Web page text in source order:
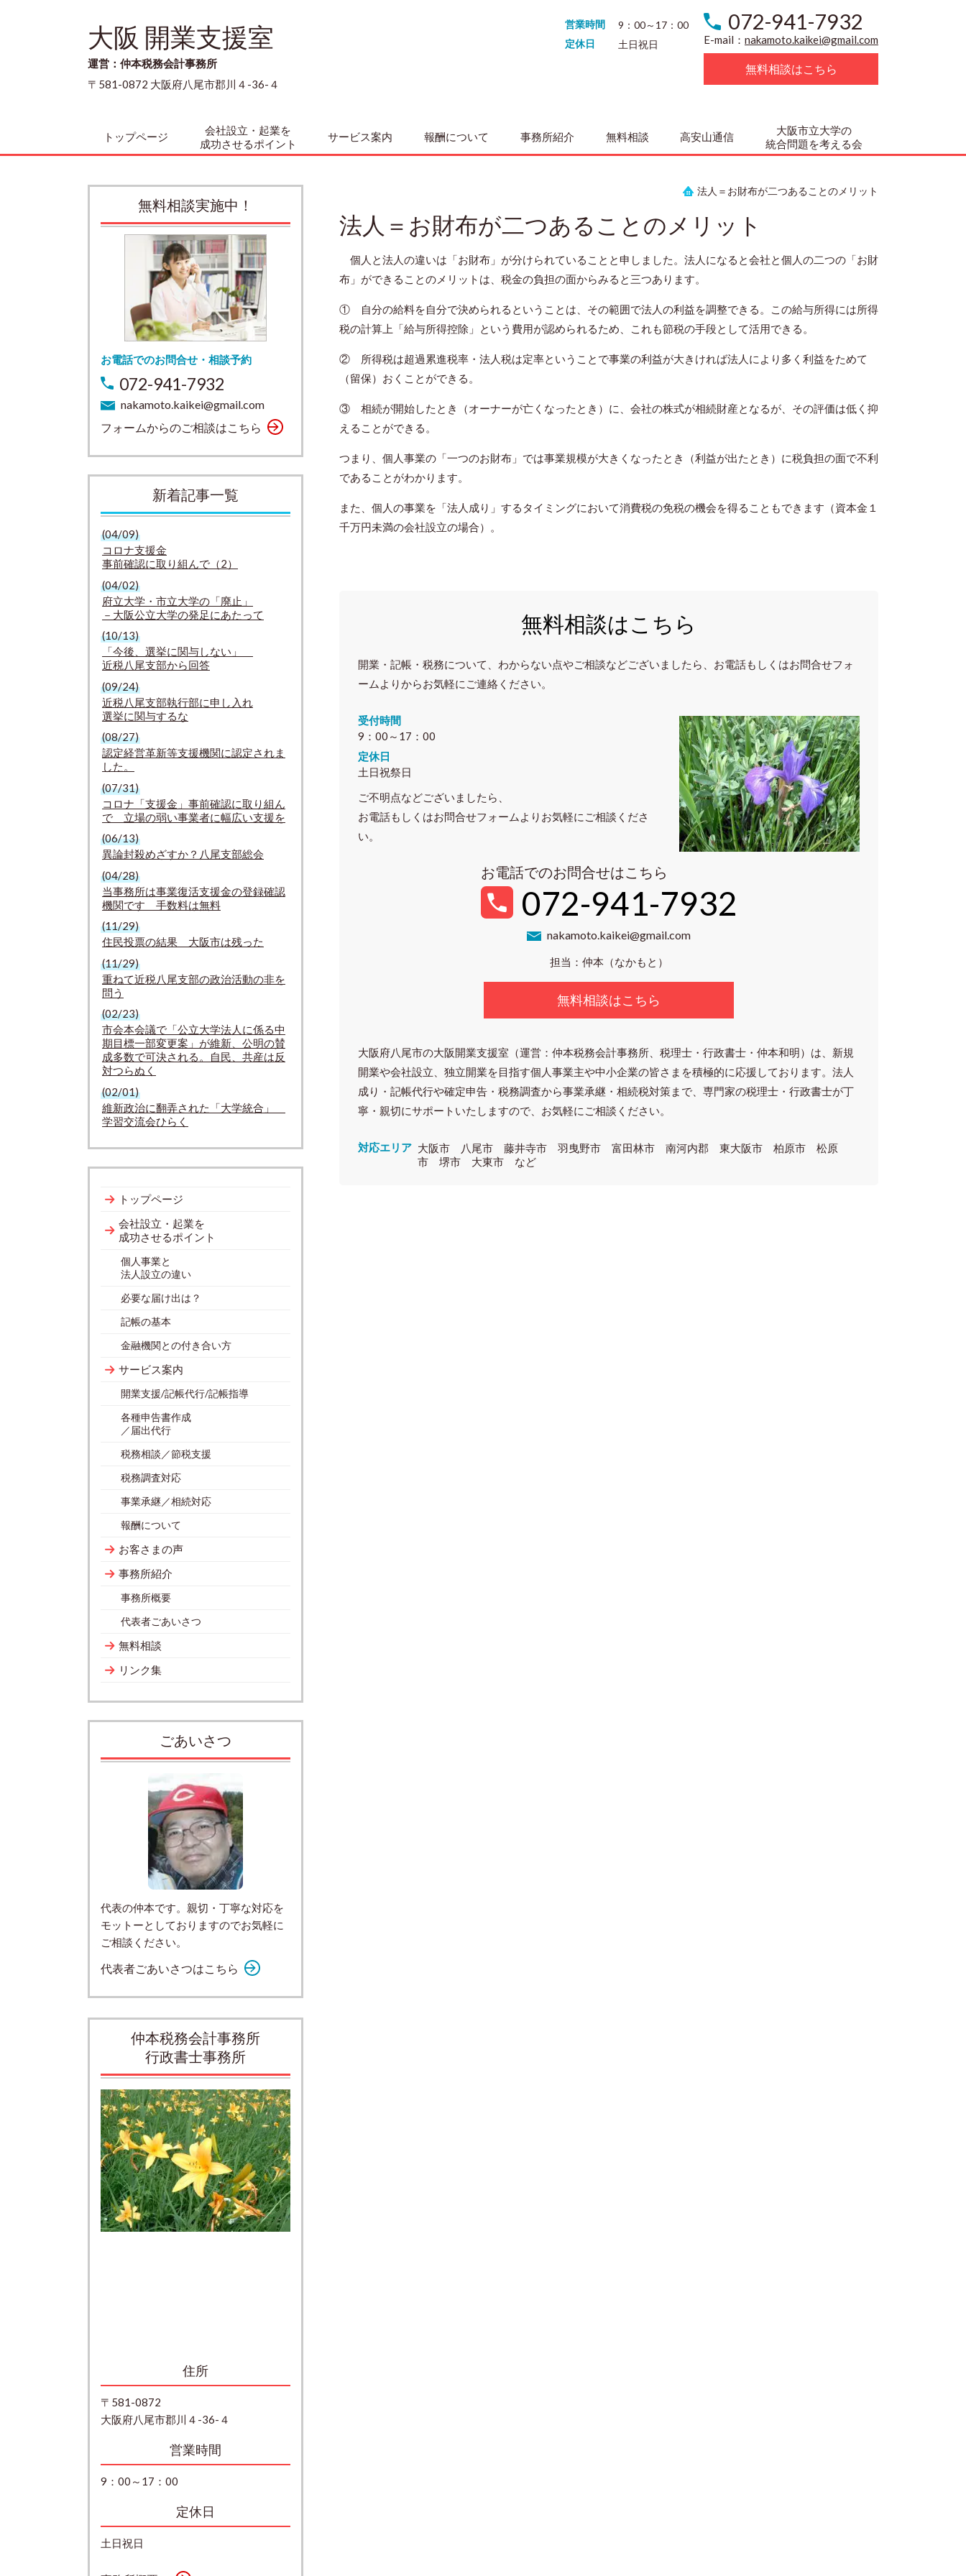
大阪 開業支援室
運営：仲本税務会計事務所
〒581-0872 大阪府八尾市郡川４-36-４
営業時間
9：00～17：00
定休日
土日祝日
072-941-7932
E-mail： nakamoto.kaikei@gmail.com
無料相談はこちら
トップページ
会社設立・起業を
成功させるポイント
サービス案内 報酬について 事務所紹介 無料相談 高安山通信
大阪市立大学の
統合問題を考える会
法人＝お財布が二つあることのメリット
法人＝お財布が二つあることのメリット
個人と法人の違いは「お財布」が分けられていることと申しました。法人になると会社と個人の二つの「お財
布」ができることのメリットは、税金の負担の面からみると三つあります。
① 自分の給料を自分で決められるということは、その範囲で法人の利益を調整できる。この給与所得には所得
税の計算上「給与所得控除」という費用が認められるため、これも節税の手段として活用できる。
② 所得税は超過累進税率・法人税は定率ということで事業の利益が大きければ法人により多く利益をためて
（留保）おくことができる。
③ 相続が開始したとき（オーナーが亡くなったとき）に、会社の株式が相続財産となるが、その評価は低く抑
えることができる。
つまり、個人事業の「一つのお財布」では事業規模が大きくなったとき（利益が出たとき）に税負担の面で不利
であることがわかります。
また、個人の事業を「法人成り」するタイミングにおいて消費税の免税の機会を得ることもできます（資本金１
千万円未満の会社設立の場合）。
無料相談はこちら
開業・記帳・税務について、わからない点やご相談などございましたら、お電話もしくはお問合せフォ
ームよりからお気軽にご連絡ください。
受付時間
9：00～17：00
定休日
土日祝祭日
ご不明点などございましたら、
お電話もしくはお問合せフォームよりお気軽にご相談くださ
い。
お電話でのお問合せはこちら
072-941-7932
nakamoto.kaikei@gmail.com
担当：仲本（なかもと）
無料相談はこちら
大阪府八尾市の大阪開業支援室（運営：仲本税務会計事務所、税理士・行政書士・仲本和明）は、新規
開業や会社設立、独立開業を目指す個人事業主や中小企業の皆さまを積極的に応援しております。法人
成り・記帳代行や確定申告・税務調査から事業承継・相続税対策まで、専門家の税理士・行政書士が丁
寧・親切にサポートいたしますので、お気軽にご相談ください。
対応エリア 大阪市 八尾市 藤井寺市 羽曳野市 富田林市 南河内郡 東大阪市 柏原市 松原
市 堺市 大東市 など
無料相談実施中！
お電話でのお問合せ・相談予約
072-941-7932
nakamoto.kaikei@gmail.com
フォームからのご相談はこちら
新着記事一覧
(04/09)
コロナ支援金
事前確認に取り組んで（2）
(04/02)
府立大学・市立大学の「廃止」
－大阪公立大学の発足にあたって
(10/13)
「今後、選挙に関与しない」
近税八尾支部から回答
(09/24)
近税八尾支部執行部に申し入れ
選挙に関与するな
(08/27)
認定経営革新等支援機関に認定されま
した。
(07/31)
コロナ「支援金」事前確認に取り組ん
で 立場の弱い事業者に幅広い支援を
(06/13)
異論封殺めざすか？八尾支部総会
(04/28)
当事務所は事業復活支援金の登録確認
機関です 手数料は無料
(11/29)
住民投票の結果 大阪市は残った
(11/29)
重ねて近税八尾支部の政治活動の非を
問う
(02/23)
市会本会議で「公立大学法人に係る中
期目標一部変更案」が維新、公明の賛
成多数で可決される。自民、共産は反
対つらぬく
(02/01)
維新政治に翻弄された「大学統合」
学習交流会ひらく
トップページ
会社設立・起業を
成功させるポイント
個人事業と
法人設立の違い
必要な届け出は？
記帳の基本
金融機関との付き合い方
サービス案内
開業支援/記帳代行/記帳指導
各種申告書作成
／届出代行
税務相談／節税支援
税務調査対応
事業承継／相続対応
報酬について
お客さまの声
事務所紹介
事務所概要
代表者ごあいさつ
無料相談
リンク集
ごあいさつ
代表の仲本です。親切・丁寧な対応を
モットーとしておりますのでお気軽に
ご相談ください。
代表者ごあいさつはこちら
仲本税務会計事務所
行政書士事務所
住所
〒581-0872
大阪府八尾市郡川４-36-４
営業時間
9：00～17：00
定休日
土日祝日